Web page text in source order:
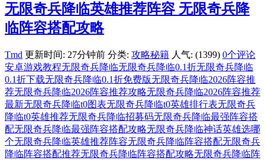
无限奇兵降临英雄推荐阵容 无限奇兵降
临阵容搭配攻略
Tmd 更新时间: 27分钟前 分类: 攻略秘籍 人气: (1399) 0个评论
安卓游戏教程无限奇兵降临无限奇兵降临0.1折无限奇兵降临
0.1折下载无限奇兵降临0.1折免费版无限奇兵降临2026阵容推
荐无限奇兵降临2026阵容推荐攻略无限奇兵降临2026阵容推荐
最新无限奇兵降临t0图表无限奇兵降临t0英雄排行表无限奇兵
降临t0英雄推荐无限奇兵降临招募码无限奇兵降临最强阵容搭
配无限奇兵降临最强阵容搭配攻略无限奇兵降临神话英雄选哪
个无限奇兵降临英雄推荐阵容无限奇兵降临阵容搭配无限奇兵
降临阵容搭配推荐无限奇兵降临阵容搭配攻略无限奇兵降临阵